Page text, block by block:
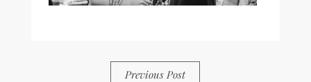
Previous Post